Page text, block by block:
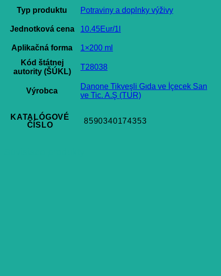
Typ produktu Potraviny a doplnky výživy
Jednotková cena 10.45Eur/1l
Aplikačná forma
1×200 ml
Kód štátnej
autority (ŠÚKL)
T28038
Výrobca
Danone Tikveşli Gıda ve İçecek San
ve Tic. A.Ş (TUR)
KATALÓGOVÉ
ČÍSLO
8590340174353